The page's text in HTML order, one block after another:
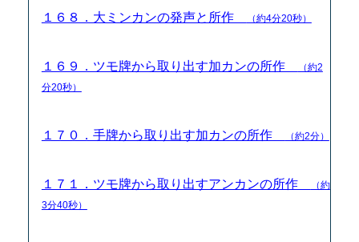
１６８．大ミンカンの発声と所作 （約4分20秒）
１６９．ツモ牌から取り出す加カンの所作
（約2
分20秒）
１７０．手牌から取り出す加カンの所作 （約2分）
１７１．ツモ牌から取り出すアンカンの所作
（約
3分40秒）